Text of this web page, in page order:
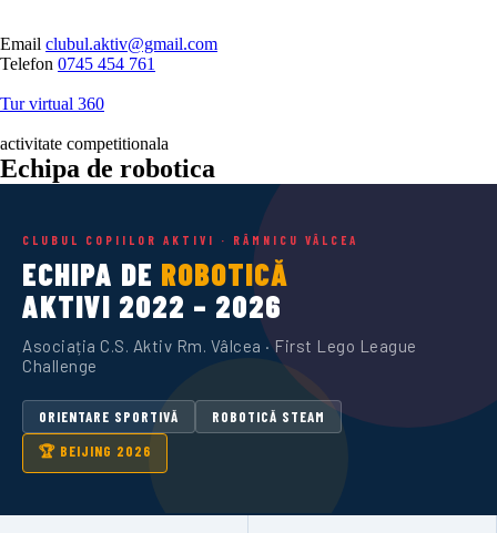
Email clubul.aktiv@gmail.com
Telefon 0745 454 761
Echipa de robotica
Aktiv Talks
Kituri Lego
Tur virtual 360
Echipa de robotica
Fundraiser pentru China
activitate competitionala
Echipa de robotica
CLUBUL COPIILOR AKTIVI · RÂMNICU VÂLCEA
ECHIPA DE ROBOTICĂ
AKTIVI 2022 – 2026
Asociația C.S. Aktiv Rm. Vâlcea · First Lego League
Challenge
ORIENTARE SPORTIVĂ
ROBOTICĂ STEAM
🏆 BEIJING 2026